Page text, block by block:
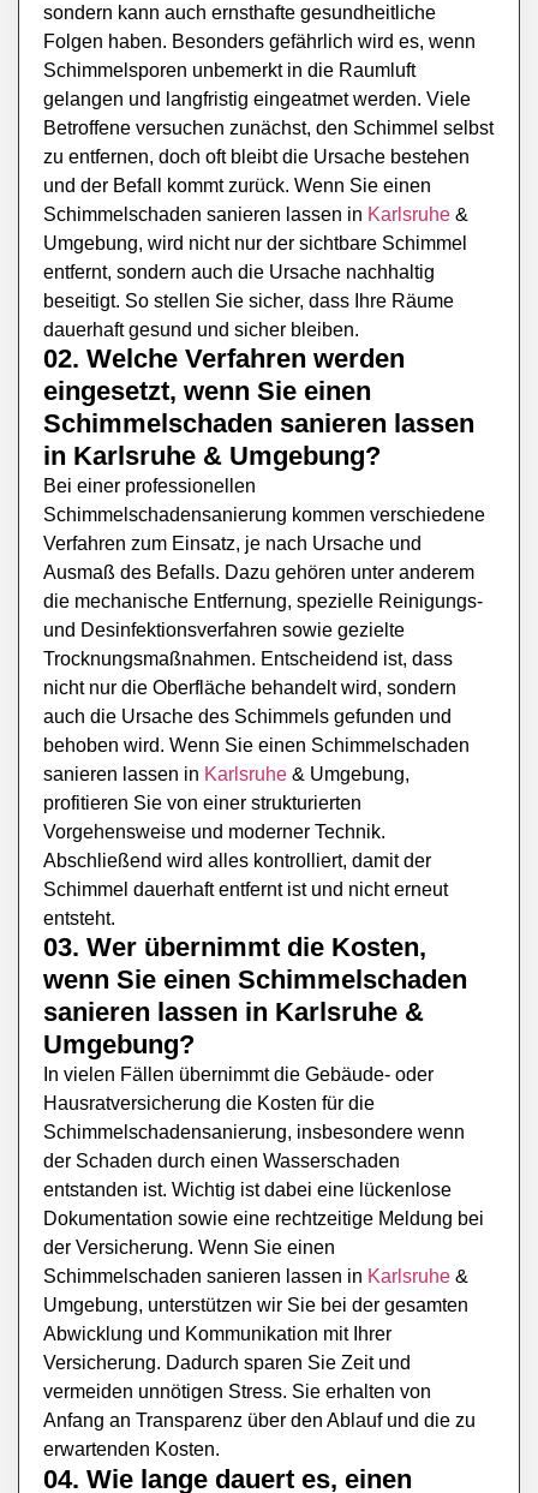
sondern kann auch ernsthafte gesundheitliche
Folgen haben. Besonders gefährlich wird es, wenn
Schimmelsporen unbemerkt in die Raumluft
gelangen und langfristig eingeatmet werden. Viele
Betroffene versuchen zunächst, den Schimmel selbst
zu entfernen, doch oft bleibt die Ursache bestehen
und der Befall kommt zurück. Wenn Sie einen
Schimmelschaden sanieren lassen in Karlsruhe &
Umgebung, wird nicht nur der sichtbare Schimmel
entfernt, sondern auch die Ursache nachhaltig
beseitigt. So stellen Sie sicher, dass Ihre Räume
dauerhaft gesund und sicher bleiben.
02. Welche Verfahren werden
eingesetzt, wenn Sie einen
Schimmelschaden sanieren lassen
in Karlsruhe & Umgebung?
Bei einer professionellen
Schimmelschadensanierung kommen verschiedene
Verfahren zum Einsatz, je nach Ursache und
Ausmaß des Befalls. Dazu gehören unter anderem
die mechanische Entfernung, spezielle Reinigungs-
und Desinfektionsverfahren sowie gezielte
Trocknungsmaßnahmen. Entscheidend ist, dass
nicht nur die Oberfläche behandelt wird, sondern
auch die Ursache des Schimmels gefunden und
behoben wird. Wenn Sie einen Schimmelschaden
sanieren lassen in Karlsruhe & Umgebung,
profitieren Sie von einer strukturierten
Vorgehensweise und moderner Technik.
Abschließend wird alles kontrolliert, damit der
Schimmel dauerhaft entfernt ist und nicht erneut
entsteht.
03. Wer übernimmt die Kosten,
wenn Sie einen Schimmelschaden
sanieren lassen in Karlsruhe &
Umgebung?
In vielen Fällen übernimmt die Gebäude- oder
Hausratversicherung die Kosten für die
Schimmelschadensanierung, insbesondere wenn
der Schaden durch einen Wasserschaden
entstanden ist. Wichtig ist dabei eine lückenlose
Dokumentation sowie eine rechtzeitige Meldung bei
der Versicherung. Wenn Sie einen
Schimmelschaden sanieren lassen in Karlsruhe &
Umgebung, unterstützen wir Sie bei der gesamten
Abwicklung und Kommunikation mit Ihrer
Versicherung. Dadurch sparen Sie Zeit und
vermeiden unnötigen Stress. Sie erhalten von
Anfang an Transparenz über den Ablauf und die zu
erwartenden Kosten.
04. Wie lange dauert es, einen